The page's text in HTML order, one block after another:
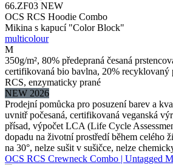
66.ZF03 NEW
OCS RCS Hoodie Combo
Mikina s kapucí "Color Block"
multicolour
M
350g/m², 80% předepraná česaná
certifikovaná bio bavlna, 20% recyklovaný
RCS, enzymaticky prané
NEW 2026
Prodejní pomůcka pro posuzení barev a
uvnitř počesaná, certifikovaná veganská
přísad, výpočet LCA (Life Cycle
dopadu na životní prostředí během celého
na 30°, nelze sušit v sušičce, nelze
OCS RCS Crewneck Combo | Untagged